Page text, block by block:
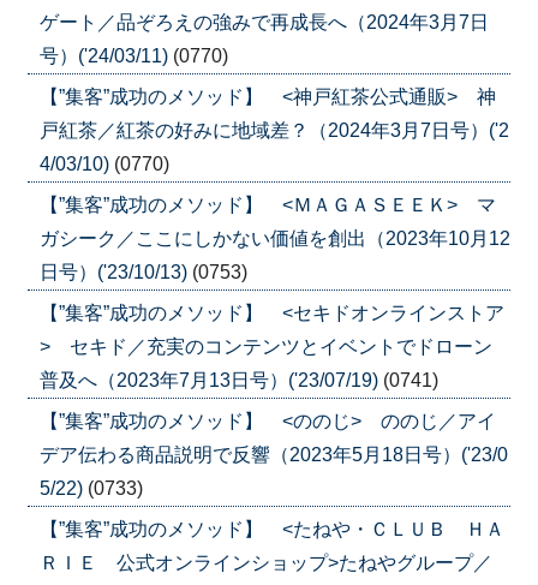
ゲート／品ぞろえの強みで再成長へ（2024年3月7日
号）('24/03/11) (0770)
【”集客”成功のメソッド】 <神戸紅茶公式通販> 神
戸紅茶／紅茶の好みに地域差？（2024年3月7日号）('2
4/03/10) (0770)
【”集客”成功のメソッド】 <ＭＡＧＡＳＥＥＫ> マ
ガシーク／ここにしかない価値を創出（2023年10月12
日号）('23/10/13) (0753)
【”集客”成功のメソッド】 <セキドオンラインストア
> セキド／充実のコンテンツとイベントでドローン
普及へ（2023年7月13日号）('23/07/19) (0741)
【”集客”成功のメソッド】 <ののじ> ののじ／アイ
デア伝わる商品説明で反響（2023年5月18日号）('23/0
5/22) (0733)
【”集客”成功のメソッド】 <たねや・ＣＬＵＢ ＨＡ
ＲＩＥ 公式オンラインショップ>たねやグループ／